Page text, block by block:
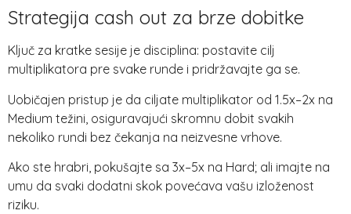
Strategija cash out za brze dobitke
Ključ za kratke sesije je disciplina: postavite cilj
multiplikatora pre svake runde i pridržavajte ga se.
Uobičajen pristup je da ciljate multiplikator od 1.5x–2x na
Medium težini, osiguravajući skromnu dobit svakih
nekoliko rundi bez čekanja na neizvesne vrhove.
Ako ste hrabri, pokušajte sa 3x–5x na Hard; ali imajte na
umu da svaki dodatni skok povećava vašu izloženost
riziku.